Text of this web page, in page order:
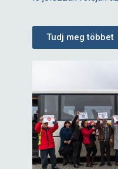
Tudj meg többet